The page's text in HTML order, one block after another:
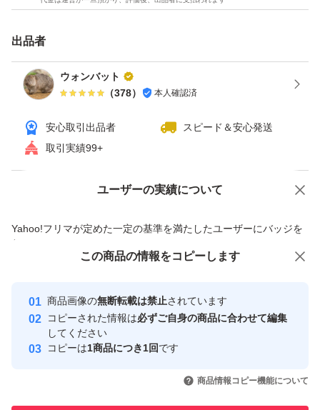
出品者
ウォンバット
（378） 本人確認済
安心取引出品者
スピード＆安心発送
取引実績99+
ユーザーの実績について
Yahoo!フリマが定めた一定の基準を満たしたユーザーにバッジを
付与しています
安心取引出品者
心・安全なユーザーです
取引実績
引を完了させた実績があります
価格の相談 商品への質問
この商品の情報をコピーします
商品画像の無断転載は禁止されています
コピーされた情報は必ずご自身の商品に合わせて編集
してください
コピーは1商品につき1回です
商品情報コピー機能について
この商品をみている人にオススメ